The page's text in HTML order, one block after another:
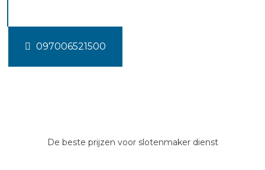
097006521500
De beste prijzen voor slotenmaker dienst